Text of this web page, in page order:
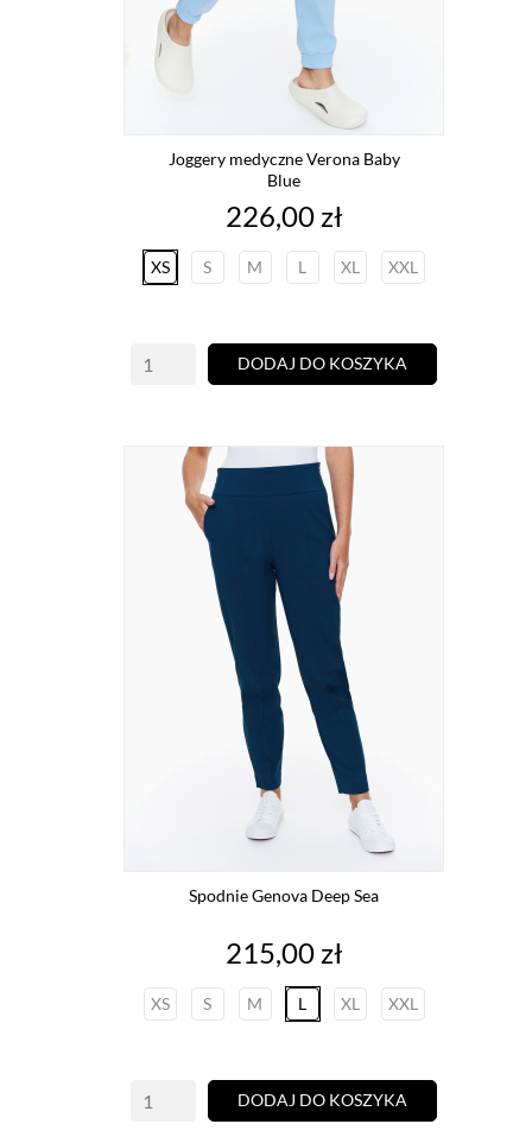
Joggery medyczne Verona Baby
Blue
Cena
226,00 zł
XS S M L XL XXL
DODAJ DO KOSZYKA
Spodnie Genova Deep Sea
Cena
215,00 zł
XS S M L XL XXL
DODAJ DO KOSZYKA